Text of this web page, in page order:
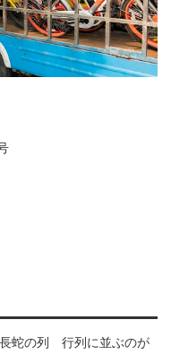
蛇の列 行列に並ぶのが